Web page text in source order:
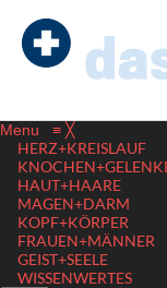
Menu ≡ ╳
HERZ+KREISLAUF
HAUT+HAARE
MAGEN+DARM
KOPF+KÖRPER
FRAUEN+MÄNNER
GEIST+SEELE
WISSENWERTES